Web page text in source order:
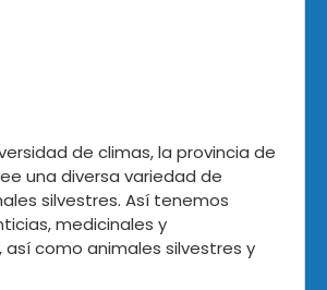
de climas, la provincia de
una diversa variedad de
silvestres. Así tenemos
medicinales y
como animales silvestres y